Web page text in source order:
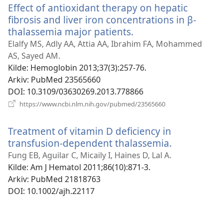
Effect of antioxidant therapy on hepatic
fibrosis and liver iron concentrations in β-
thalassemia major patients.
nytt
Elalfy MS, Adly AA, Attia AA, Ibrahim FA, Mohammed
AS, Sayed AM.
Kilde‎: Hemoglobin 2013;37(3):257-76.
Arkiv‎: PubMed 23565660
DOI‎: 10.3109/03630269.2013.778866
https://www.ncbi.nlm.nih.gov/pubmed/23565660
Treatment of vitamin D deficiency in
transfusion-dependent thalassemia.
Fung EB, Aguilar C, Micaily I, Haines D, Lal A.
Kilde‎: Am J Hematol 2011;86(10):871-3.
Arkiv‎: PubMed 21818763
DOI‎: 10.1002/ajh.22117